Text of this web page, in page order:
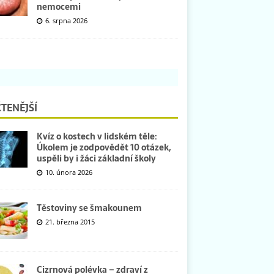
nemocemi
6. srpna 2026
Kvíz o kostech v lidském těle:
Úkolem je zodpovědět 10 otázek,
uspěli by i žáci základní školy
10. února 2026
Těstoviny se šmakounem
21. března 2015
Cizrnová polévka – zdraví z